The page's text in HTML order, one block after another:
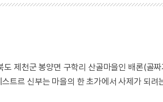
제천군 봉양면 구학리 산골마을인 배론(골
트르 신부는 마을의 한 초가에서 사제가 되려